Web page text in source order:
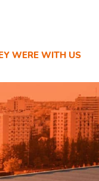
WERE WITH US